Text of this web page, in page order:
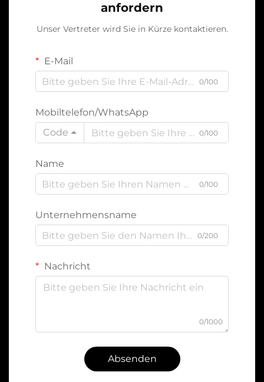
anfordern
Unser Vertreter wird Sie in Kürze kontaktieren.
E-Mail
0/100
Mobiltelefon/WhatsApp
Code
0/100
Name
0/100
Unternehmensname
0/200
Nachricht
0/1000
Absenden